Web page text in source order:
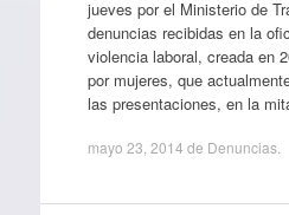
jueves por el Ministerio de
denuncias recibidas en la
violencia laboral, creada en
por mujeres, que
las presentaciones, en la
mayo 23, 2014 de Denuncias.